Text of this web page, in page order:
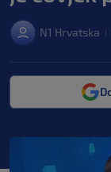
N1 Hrvatska